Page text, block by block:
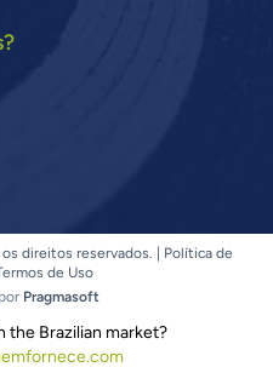
direitos reservados. |
Política de
de Uso
Pragmasoft
the Brazilian market?